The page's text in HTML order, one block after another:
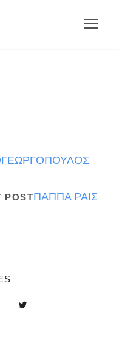
POSTΠΑΠΠΑ ΡΑΙΣ